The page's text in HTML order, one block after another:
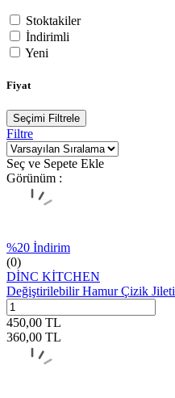
Stoktakiler
İndirimli
Yeni
Fiyat
Seçimi Filtrele
Filtre
Seç ve Sepete Ekle
Görünüm :
%20 İndirim
(0)
DİNC KİTCHEN
Değiştirilebilir Hamur Çizik Jileti
450,00 TL
360,00 TL